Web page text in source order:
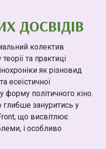
ДОСВІДІВ
колектив
та практиці
як різновид
есеїстичної
форму політичного кіно.
зануритись у
що висвітлює
і особливо